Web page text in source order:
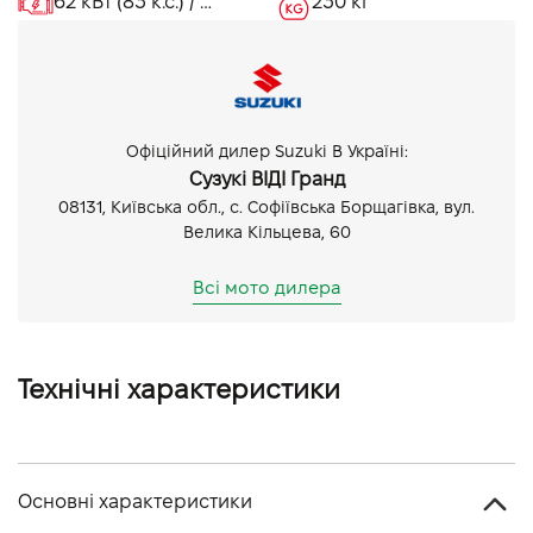
Офіційний дилер Suzuki В Україні:
Сузукі ВІДІ Гранд
08131, Київська обл., с. Софіївська Борщагівка, вул.
Велика Кільцева, 60
Всі мото дилера
Технічні характеристики
Основні характеристики